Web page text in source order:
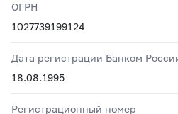
ОГРН
1027739199124
Дата регистрации Банком
18.08.1995
Регистрационный номер